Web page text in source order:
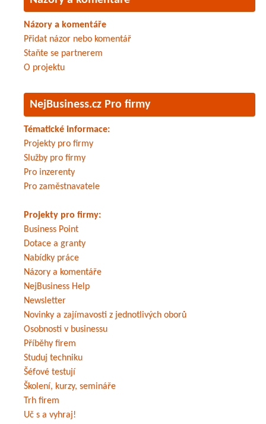
Názory a komentáře
Přidat názor nebo komentář
Staňte se partnerem
O projektu
NejBusiness.cz Pro firmy
Tématické informace:
Projekty pro firmy
Služby pro firmy
Pro inzerenty
Pro zaměstnavatele
Projekty pro firmy:
Business Point
Dotace a granty
Nabídky práce
Názory a komentáře
NejBusiness Help
Newsletter
Novinky a zajímavosti z jednotlivých oborů
Osobnosti v businessu
Příběhy firem
Studuj techniku
Šéfové testují
Školení, kurzy, semináře
Trh firem
Uč s a vyhraj!